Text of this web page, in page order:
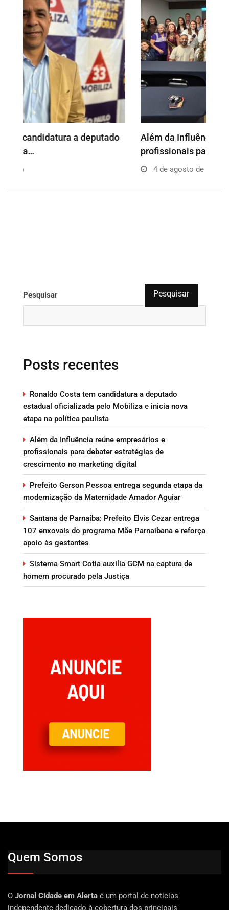
Além da Influência reúne empresários e
profissionais para…
Pesquisar Pesquisar
Posts recentes
Ronaldo Costa tem candidatura a deputado
estadual oficializada pelo Mobiliza e inicia nova
etapa na política paulista
Além da Influência reúne empresários e
profissionais para debater estratégias de
crescimento no marketing digital
Prefeito Gerson Pessoa entrega segunda etapa da
modernização da Maternidade Amador Aguiar
Santana de Parnaíba: Prefeito Elvis Cezar entrega
107 enxovais do programa Mãe Parnaibana e reforça
apoio às gestantes
Sistema Smart Cotia auxilia GCM na captura de
homem procurado pela Justiça
Quem Somos
O Jornal Cidade em Alerta é um portal de notícias
independente dedicado à cobertura dos principais